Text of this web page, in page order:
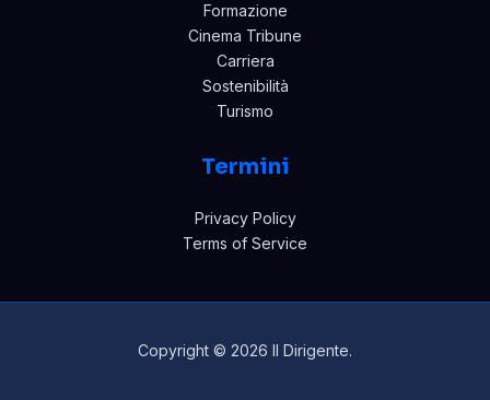
Formazione
Cinema Tribune
Carriera
Sostenibilità
Turismo
Termini
Privacy Policy
Terms of Service
Copyright © 2026 Il Dirigente.